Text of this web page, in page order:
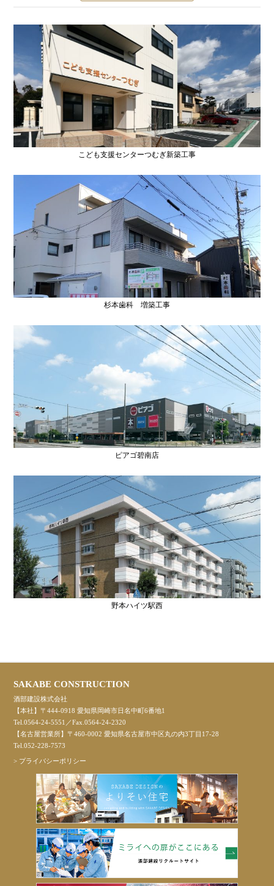
こども支援センターつむぎ新築工事
杉本歯科 増築工事
ピアゴ碧南店
野本ハイツ駅西
SAKABE CONSTRUCTION
酒部建設株式会社
【本社】〒444-0918 愛知県岡崎市日名中町6番地1
Tel.0564-24-5551／Fax.0564-24-2320
【名古屋営業所】〒460-0002 愛知県名古屋市中区丸の内3丁目17-28
Tel.052-228-7573
> プライバシーポリシー